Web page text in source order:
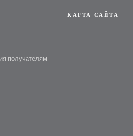
получателям
КАРТА САЙТА